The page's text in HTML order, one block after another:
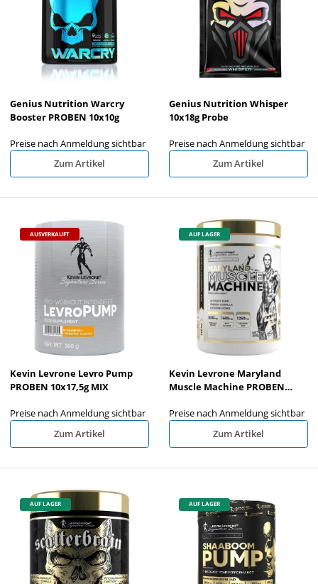
Genius Nutrition Warcry
Booster PROBEN 10x10g
Preise nach Anmeldung sichtbar
Zum Artikel
Genius Nutrition Whisper
10x18g Probe
Preise nach Anmeldung sichtbar
Zum Artikel
AUSVERKAUFT
Kevin Levrone Levro Pump
PROBEN 10x17,5g MIX
Preise nach Anmeldung sichtbar
Zum Artikel
AUF LAGER
Kevin Levrone Maryland
Muscle Machine PROBEN
Preise nach Anmeldung sichtbar
Zum Artikel
AUF LAGER AUF LAGER